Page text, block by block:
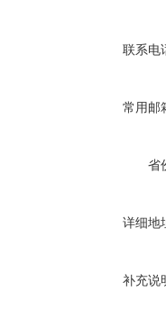
联系电
常用邮
省
详细地
补充说